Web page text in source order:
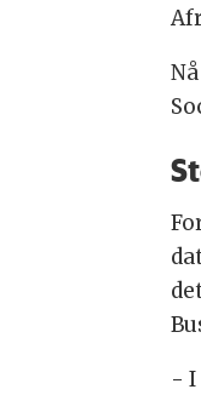
- I